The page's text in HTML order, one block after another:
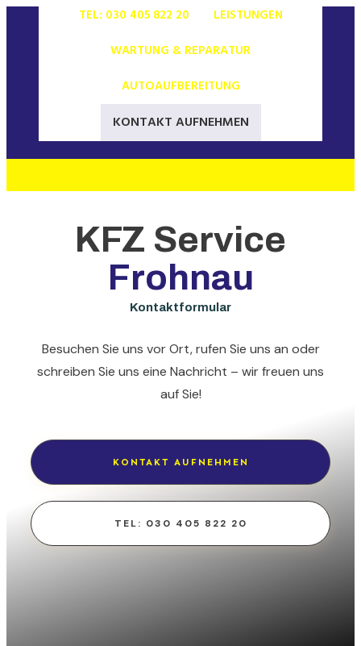
TEL: 030 405 822 20
LEISTUNGEN
WARTUNG & REPARATUR
AUTOAUFBEREITUNG
KONTAKT AUFNEHMEN
KFZ Service
Frohnau
Kontaktformular
Besuchen Sie uns vor Ort, rufen Sie uns an oder
schreiben Sie uns eine Nachricht – wir freuen uns
auf Sie!
KONTAKT AUFNEHMEN
TEL: 030 405 822 20